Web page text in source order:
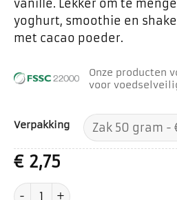
vanille. Lekker om te
yoghurt, smoothie en
met cacao poeder.
Onze producten
voor
Verpakking
€2,75
Maca poeder aantal